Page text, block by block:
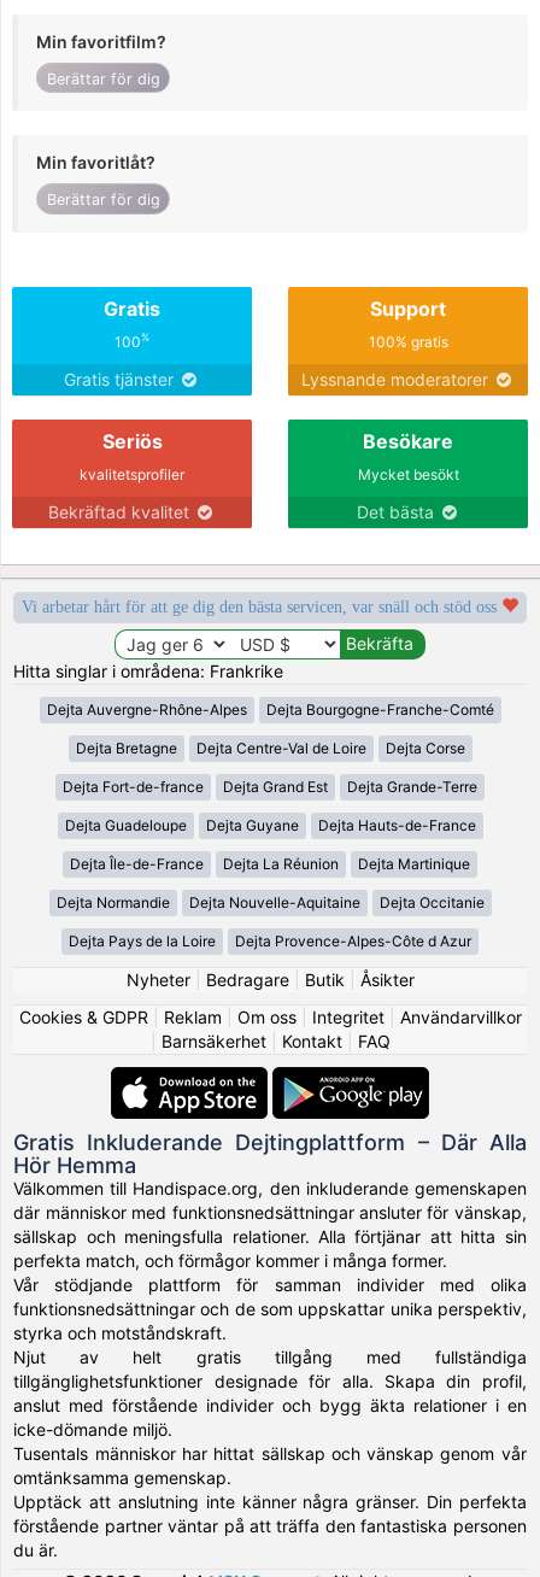
Min favoritfilm?
Berättar för dig
Min favoritlåt?
Berättar för dig
Gratis
100%
Gratis tjänster
Support
100% gratis
Lyssnande moderatorer
Seriös
kvalitetsprofiler
Bekräftad kvalitet
Besökare
Mycket besökt
Det bästa
Vi arbetar hårt för att ge dig den bästa servicen, var snäll och stöd oss
Hitta singlar i områdena: Frankrike
Dejta Auvergne-Rhône-Alpes Dejta Bourgogne-Franche-Comté
Dejta Bretagne Dejta Centre-Val de Loire Dejta Corse
Dejta Fort-de-france Dejta Grand Est Dejta Grande-Terre
Dejta Guadeloupe Dejta Guyane Dejta Hauts-de-France
Dejta Île-de-France Dejta La Réunion Dejta Martinique
Dejta Normandie Dejta Nouvelle-Aquitaine Dejta Occitanie
Dejta Pays de la Loire Dejta Provence-Alpes-Côte d Azur
Nyheter| Bedragare| Butik
Åsikter
Cookies & GDPR
Reklam Om oss| Integritet| Användarvillkor
Barnsäkerhet| Kontakt| FAQ
Gratis Inkluderande Dejtingplattform – Där Alla
Hör Hemma
Välkommen till Handispace.org, den inkluderande gemenskapen
där människor med funktionsnedsättningar ansluter för vänskap,
sällskap och meningsfulla relationer. Alla förtjänar att hitta sin
perfekta match, och förmågor kommer i många former.
Vår stödjande plattform för samman individer med olika
funktionsnedsättningar och de som uppskattar unika perspektiv,
styrka och motståndskraft.
Njut av helt gratis tillgång med fullständiga
tillgänglighetsfunktioner designade för alla. Skapa din profil,
anslut med förstående individer och bygg äkta relationer i en
icke-dömande miljö.
Tusentals människor har hittat sällskap och vänskap genom vår
omtänksamma gemenskap.
Upptäck att anslutning inte känner några gränser. Din perfekta
förstående partner väntar på att träffa den fantastiska personen
du är.